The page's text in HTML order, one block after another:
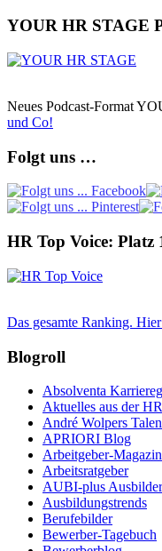
YOUR HR STAGE
Neues Podcast-Format
und Co!
Folgt uns …
HR Top Voice: Platz
Das gesamte Ranking.
Blogroll
Absolventa
Aktuelles aus der
André Wolpers
APRIORI Blog
Arbeitgeber-Magazin
Arbeitsratgeber
AUBI-plus
Ausbildungstrends
Berufebilder
Bewerber-Tagebuch